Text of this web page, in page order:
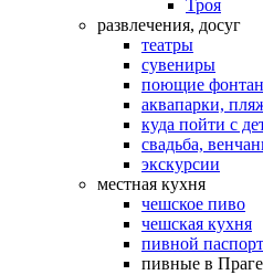
Троя
развлечения, досуг
театры
сувениры
поющие
аквапарки,
куда пойти с
свадьба,
экскурсии
местная кухня
чешское пиво
чешская кухня
пивной паспорт
пивные в Праге